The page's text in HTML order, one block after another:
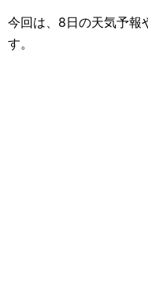
今回は、8日の天気予報
す。